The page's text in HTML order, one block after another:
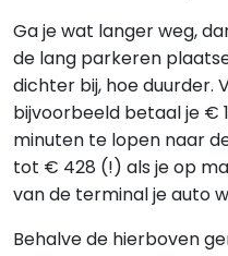
Ga je wat langer weg,
de lang parkeren
dichter bij, hoe duurder.
bijvoorbeeld betaal je €
minuten te lopen naar
tot € 428 (!) als je op
van de terminal je auto
Behalve de hierboven